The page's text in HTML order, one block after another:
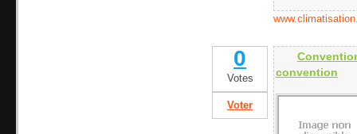
0
Votes
Voter
convention